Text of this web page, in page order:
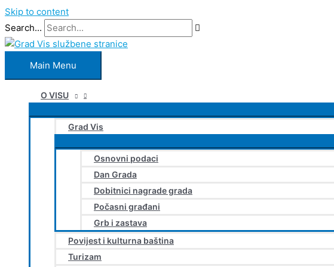
Skip to content
Search...
Main Menu
O VISU
Grad Vis
Osnovni podaci
Dan Grada
Dobitnici nagrade grada
Počasni građani
Grb i zastava
Povijest i kulturna baština
Turizam